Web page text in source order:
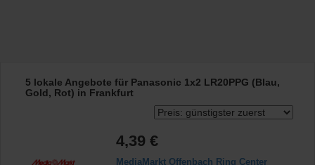
5 lokale Angebote für Panasonic 1x2 LR20PPG (Blau,
Gold, Rot) in Frankfurt
4,39 €
MediaMarkt Offenbach Ring Center